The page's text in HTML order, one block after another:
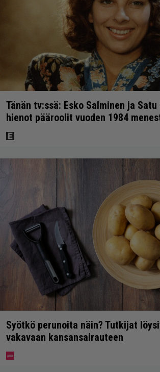
Tänän tv:ssä: Esko Salminen ja
hienot pääroolit vuoden 1984
Syötkö perunoita näin? Tutkijat
vakavaan kansansairauteen